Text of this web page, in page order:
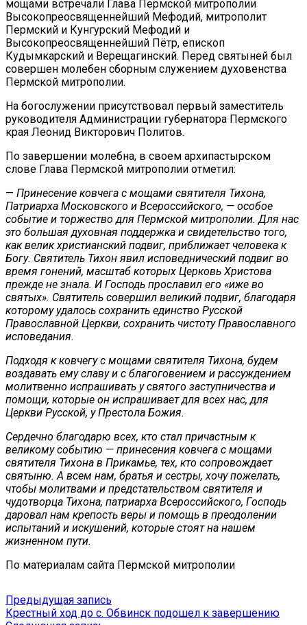
мощами встречали Глава Пермской митрополии
Высокопреосвященнейший Мефодий, митрополит
Пермский и Кунгурский Мефодий и
Высокопреосвященнейший Пётр, епископ
Кудымкарский и Верещагинский. Перед святыней был
совершен молебен сборным служением духовенства
Пермской митрополии.
На богослужении присутствовал первый заместитель
руководителя Администрации губернатора Пермского
края Леонид Викторович Политов.
По завершении молебна, в своем архипастырском
слове Глава Пермской митрополии отметил:
— Принесение ковчега с мощами святителя Тихона,
Патриарха Московского и Всероссийского, — особое
событие и торжество для Пермской митрополии. Для нас
это большая духовная поддержка и свидетельство того,
как велик христианский подвиг, приближает человека к
Богу. Святитель Тихон явил исповеднический подвиг во
время гонений, масштаб которых Церковь Христова
прежде не знала. И Господь прославил его «иже во
святых». Святитель совершил великий подвиг, благодаря
которому удалось сохранить единство Русской
Православной Церкви, сохранить чистоту Православного
исповедания.
Подходя к ковчегу с мощами святителя Тихона, будем
воздавать ему славу и с благоговением и рассуждением
молитвенно испрашивать у святого заступничества и
помощи, которые он испрашивает для всех нас, для
Церкви Русской, у Престола Божия.
Сердечно благодарю всех, кто стал причастным к
великому событию — принесения ковчега с мощами
святителя Тихона в Прикамье, тех, кто сопровождает
святыню. А всем нам, братья и сестры, хочу пожелать,
чтобы молитвами и предстательством святителя и
чудотворца Тихона, патриарха Всероссийского, Господь
даровал нам крепость веры и помощь в преодолении
испытаний и искушений, которые стоят на нашем
жизненном пути.
По материалам сайта Пермской митрополии
Навигация
по
Предыдущая запись
запись:
Крестный ход до с. Обвинск подошел к завершению